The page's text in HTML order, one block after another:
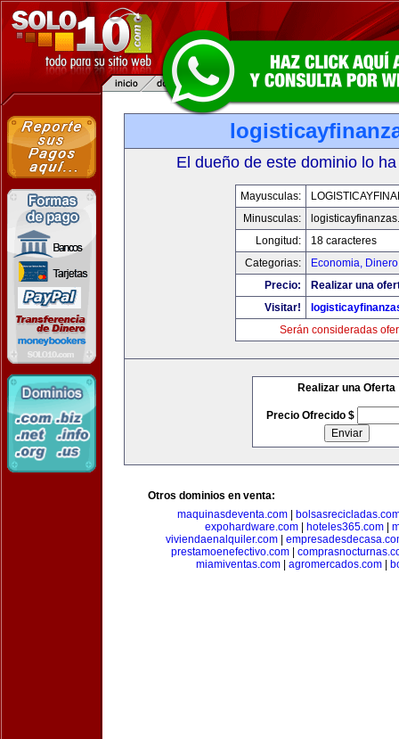
El dueño de este dominio lo
Mayusculas:
Minusculas:
Longitud:
18 caracteres
Categorias:
Economia,
Precio:
Realizar una
Visitar!
Serán consideradas
Realizar una Oferta
Precio Ofrecido $
Otros dominios en venta:
maquinasdeventa.com
expohardware.com| hoteles365.com|
viviendaenalquiler.com|
prestamoenefectivo.com
miamiventas.com
agromercados.com